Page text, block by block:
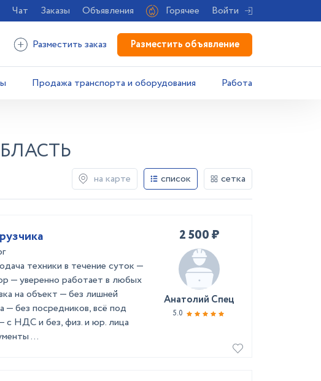
Чат Заказы Объявления Горячее Войти
Разместить заказ Разместить объявление
Продажа транспорта и оборудования Работа
на карте список сетка
техники в течение суток —
— уверенно работает в любых
на объект — без лишней
— без посредников, всё под
НДС и без, физ. и юр. лица
...
2 500 ₽
Анатолий Спец
5.0